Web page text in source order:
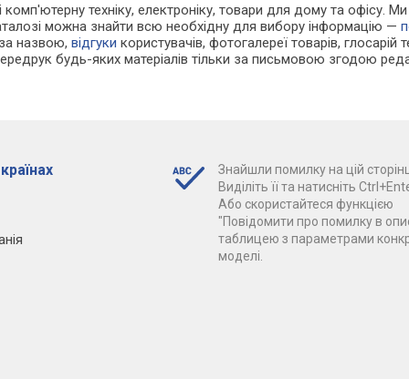
комп'ютерну техніку, електроніку, товари для дому та
можна знайти всю необхідну для вибору інформацію —
назвою,відгуки користувачів, фотогалереї товарів, глосарій
будь-яких матеріалів тільки за письмовою згодою
Знайшли помилку на цій
Виділіть її та натисніть
Або скористайтеся функцією
"Повідомити про помилку в
таблицею з параметрами
моделі.